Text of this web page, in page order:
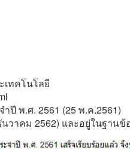
เทคโนโลยี
ปี พ.ศ. 2561 (25 พ.ค.2561)
วาคม 2562) และอยู่ในฐานข้